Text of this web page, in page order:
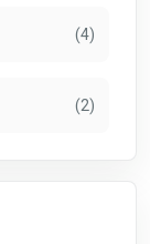
(4)
(2)